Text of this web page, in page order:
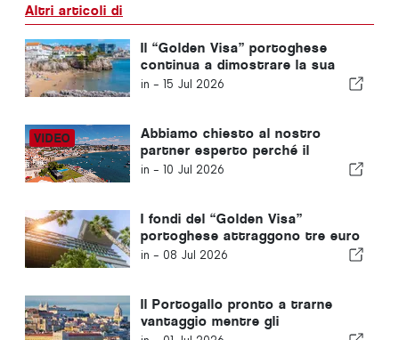
Altri articoli di
Il “Golden Visa” portoghese
continua a dimostrare la sua
longevità: ecco cosa comporta
in - 15 Jul 2026
Abbiamo chiesto al nostro
partner esperto perché il
“Golden Visa” portoghese è il
in - 10 Jul 2026
I fondi del “Golden Visa”
portoghese attraggono tre euro
per ogni euro prelevato
in - 08 Jul 2026
Il Portogallo pronto a trarne
vantaggio mentre gli